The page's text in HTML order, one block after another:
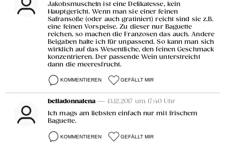
Jakobsmuscheln ist eine Delikatesse, kein
Hauptgericht. Wenn man sie einer feinen
Safransoße (oder auch gratiniert) reicht sind sie z.B.
eine feinen Vorspeise. Zu dieser nur Baguette
reichen, so machen die Franzosen das auch. Andere
Beigaben halte ich für unpassend. So kann man sich
wirklich auf das Wesentliche, den feinen Geschmack
konzentrieren. Der passende Wein unterstreicht
dann die meeresfrucht.
KOMMENTIEREN GEFÄLLT MIR
belladonnalena — 13.12.2017 um 17:40 Uhr
Ich mags am liebsten einfach nur mit frischem
Baguette.
KOMMENTIEREN GEFÄLLT MIR